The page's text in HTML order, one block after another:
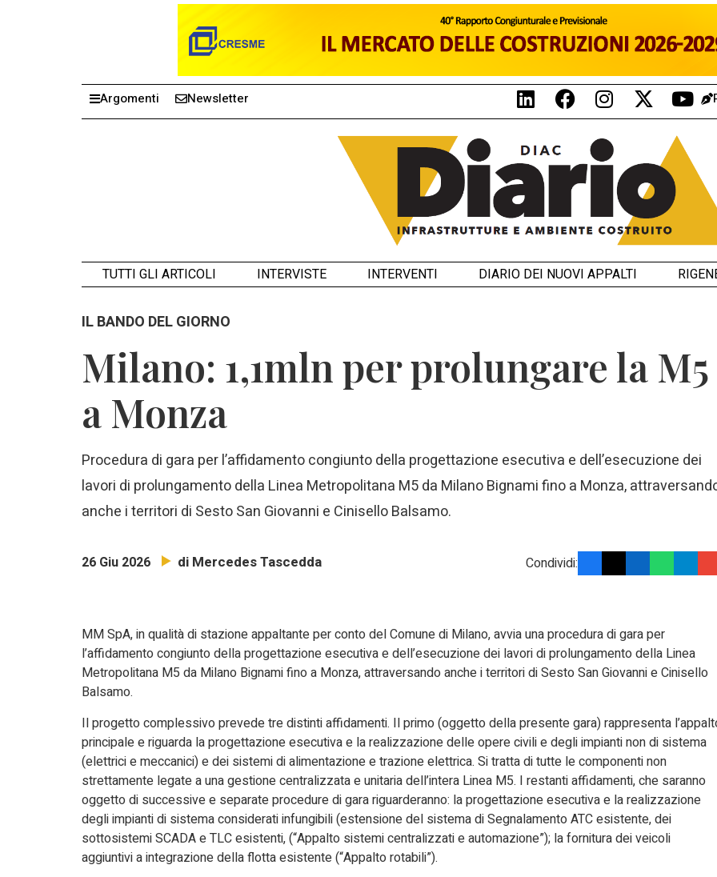
Argomenti Newsletter
TUTTI GLI ARTICOLI INTERVISTE INTERVENTI DIARIO DEI NUOVI APPALTI
IL BANDO DEL GIORNO
Milano: 1,1mln per prolungare la M5
a Monza
Procedura di gara per l’affidamento congiunto della progettazione esecutiva e dell’esecuzione dei
lavori di prolungamento della Linea Metropolitana M5 da Milano Bignami fino a Monza,
anche i territori di Sesto San Giovanni e Cinisello Balsamo.
26 Giu 2026 di Mercedes Tascedda Condividi:
MM SpA, in qualità di stazione appaltante per conto del Comune di Milano, avvia una procedura di gara per
l’affidamento congiunto della progettazione esecutiva e dell’esecuzione dei lavori di prolungamento della Linea
Metropolitana M5 da Milano Bignami fino a Monza, attraversando anche i territori di Sesto San Giovanni e Cinisello
Balsamo.
Il progetto complessivo prevede tre distinti affidamenti. Il primo (oggetto della presente gara) rappresenta
principale e riguarda la progettazione esecutiva e la realizzazione delle opere civili e degli impianti non di sistema
(elettrici e meccanici) e dei sistemi di alimentazione e trazione elettrica. Si tratta di tutte le componenti non
strettamente legate a una gestione centralizzata e unitaria dell’intera Linea M5. I restanti affidamenti, che saranno
oggetto di successive e separate procedure di gara riguarderanno: la progettazione esecutiva e la realizzazione
degli impianti di sistema considerati infungibili (estensione del sistema di Segnalamento ATC esistente, dei
sottosistemi SCADA e TLC esistenti, (“Appalto sistemi centralizzati e automazione”); la fornitura dei veicoli
aggiuntivi a integrazione della flotta esistente (“Appalto rotabili”).